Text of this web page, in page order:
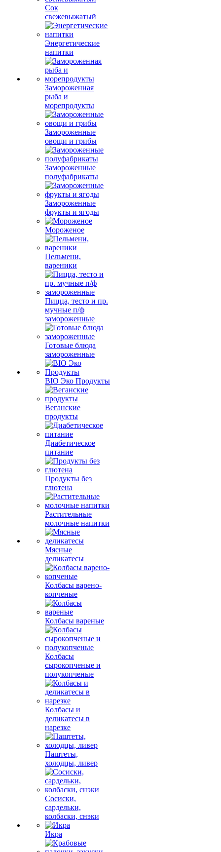
Сок
свежевыжатый
Энергетические
напитки
Замороженная
рыба и
морепродукты
Замороженные
овощи и грибы
Замороженные
полуфабрикаты
Замороженные
фрукты и ягоды
Мороженое
Пельмени,
вареники
Пицца, тесто и пр.
мучные п/ф
замороженные
Готовые блюда
замороженные
BIO Эко Продукты
Веганские
продукты
Диабетическое
питание
Продукты без
глютена
Растительные
молочные напитки
Мясные
деликатесы
Колбасы варено-
копченые
Колбасы вареные
Колбасы
сырокопченые и
полукопченые
Колбасы и
деликатесы в
нарезке
Паштеты,
холодцы, ливер
Сосиски,
сардельки,
колбаски, снэки
Икра